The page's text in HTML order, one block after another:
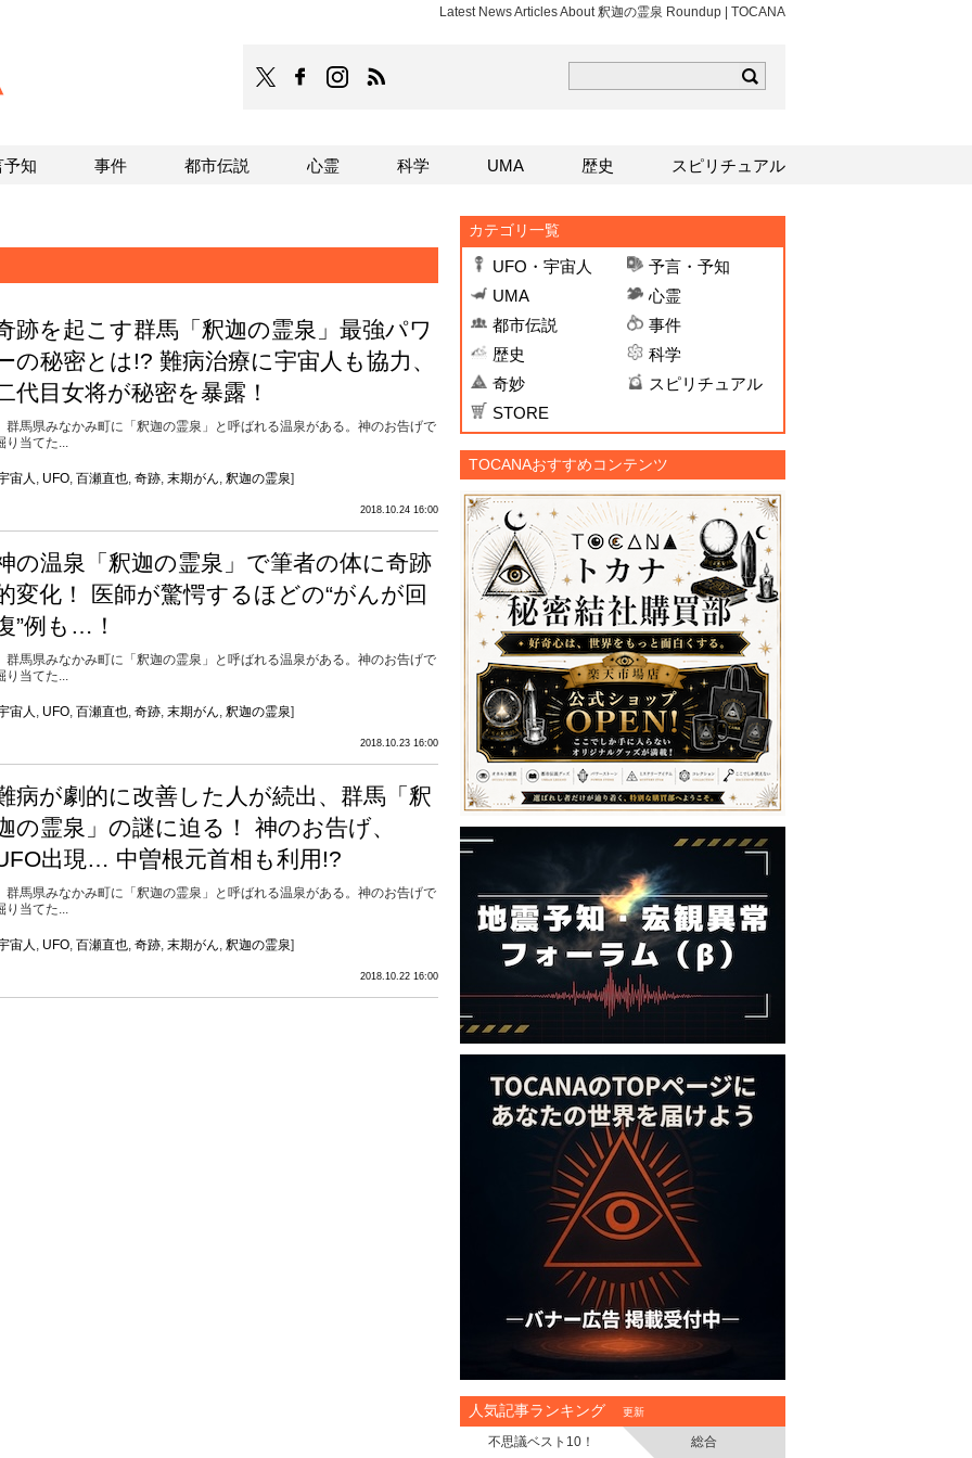
Latest News Articles About 釈迦の霊泉 Roundup | TOCANA
TOCANAのFacebookはこちら
TOCANAのinstagramはこちら
跡を起こす群馬「釈迦の霊泉」最強パワ
の秘密とは!? 難病治療に宇宙人も協力、
代目女将が秘密を暴露！
馬県みなかみ町に「釈迦の霊泉」と呼ばれる温泉がある。神のお告げで
り当てた...
宙人 , UFO, 百瀬直也, 奇跡, 末期がん, 釈迦の霊泉]
2018.10.24 16:00
の温泉「釈迦の霊泉」で筆者の体に奇跡
変化！ 医師が驚愕するほどの“がんが回
”例も…！
馬県みなかみ町に「釈迦の霊泉」と呼ばれる温泉がある。神のお告げで
り当てた...
宙人 , UFO, 百瀬直也, 奇跡, 末期がん, 釈迦の霊泉]
2018.10.23 16:00
病が劇的に改善した人が続出、群馬「釈
の霊泉」の謎に迫る！ 神のお告げ、
出現… 中曽根元首相も利用!?
馬県みなかみ町に「釈迦の霊泉」と呼ばれる温泉がある。神のお告げで
り当てた...
宙人 , UFO, 百瀬直也, 奇跡, 末期がん, 釈迦の霊泉]
2018.10.22 16:00
カテゴリ一覧
UFO・宇宙人
予言・予知
UMA
心霊
都市伝説
事件
歴史
科学
奇妙
スピリチュアル
STORE
TOCANAおすすめコンテンツ
人気記事ランキング 更新
不思議ベスト10！ 総合
予知 事件 都市伝説 心霊 科学 UMA 歴史 スピリチュアル